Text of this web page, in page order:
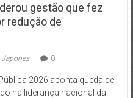
gestão que fez
redução de
0
2026 aponta queda de
na liderança nacional da